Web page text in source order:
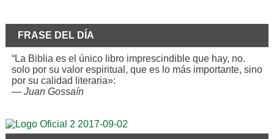
FRASE DEL DÍA
“La Biblia es el único libro imprescindible que hay, no.
solo por su valor espiritual, que es lo más importante, sino
por su calidad literaria»:
— Juan Gossaín